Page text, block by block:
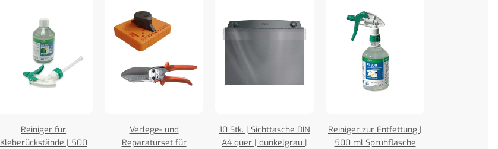
Reiniger für
Kleberückstände | 500
Verlege- und
Reparaturset für
10 Stk. | Sichttasche DIN
A4 quer | dunkelgrau |
Reiniger zur Entfettung |
500 ml Sprühflasche